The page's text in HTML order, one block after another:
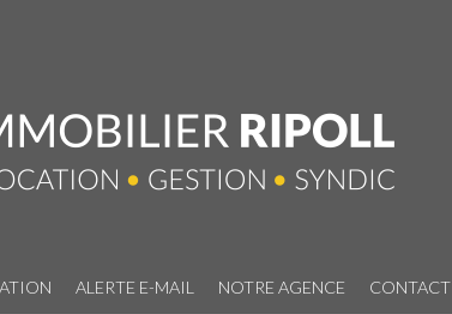
ALERTE E-MAIL NOTRE AGENCE CONTACT